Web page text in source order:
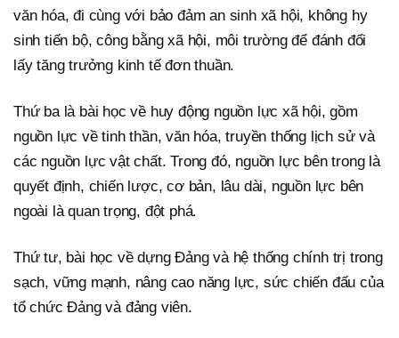
văn hóa, đi cùng với bảo đảm an sinh xã hội, không hy
sinh tiến bộ, công bằng xã hội, môi trường để đánh đổi
lấy tăng trưởng kinh tế đơn thuần.
Thứ ba là bài học về huy động nguồn lực xã hội, gồm
nguồn lực về tinh thần, văn hóa, truyền thống lịch sử và
các nguồn lực vật chất. Trong đó, nguồn lực bên trong là
quyết định, chiến lược, cơ bản, lâu dài, nguồn lực bên
ngoài là quan trọng, đột phá.
Thứ tư, bài học về dựng Đảng và hệ thống chính trị trong
sạch, vững mạnh, nâng cao năng lực, sức chiến đấu của
tổ chức Đảng và đảng viên.